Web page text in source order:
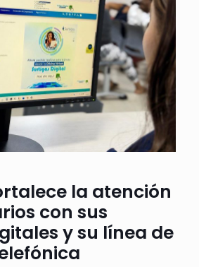
la atención
con sus
y su línea de